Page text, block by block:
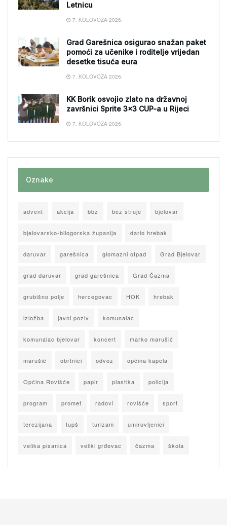
Letnicu
7. KOLOVOZA 2026.
Grad Garešnica osigurao snažan paket
pomoći za učenike i roditelje vrijedan
desetke tisuća eura
7. KOLOVOZA 2026.
KK Borik osvojio zlato na državnoj
završnici Sprite 3×3 CUP-a u Rijeci
7. KOLOVOZA 2026.
Oznake
advent akcija bbz bez struje bjelovar
bjelovarsko-bilogorska županija dario hrebak
daruvar garešnica glomazni otpad Grad Bjelovar
grad daruvar grad garešnica Grad Čazma
grubišno polje hercegovac HOK hrebak
izložba javni poziv komunalac
komunalac bjelovar koncert marko marušić
marušić obrtnici odvoz općina kapela
Općina Rovišće papir plastika policija
program promet radovi rovišće sport
terezijana tupš turizam umirovljenici
velika pisanica veliki grđevac čazma škola